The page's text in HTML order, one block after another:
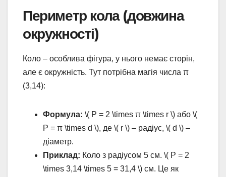
Периметр кола (довжина
окружності)
Коло – особлива фігура, у нього немає сторін,
але є окружність. Тут потрібна магія числа π
(3,14):
Формула: \( P = 2 \times π \times r \) або \(
P = π \times d \), де \( r \) – радіус, \( d \) –
діаметр.
Приклад: Коло з радіусом 5 см. \( P = 2
\times 3,14 \times 5 = 31,4 \) см. Це як